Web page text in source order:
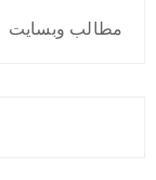
مطالب وبسایت